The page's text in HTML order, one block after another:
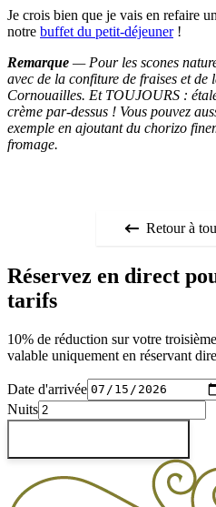
Je crois bien que je vais en refaire
notre buffet du petit-déjeuner!
Remarque — Pour les scones
avec de la confiture de fraises et de
Cornouailles. Et TOUJOURS :
crème par-dessus ! Vous pouvez
exemple en ajoutant du chorizo
fromage.
Retour à
Réservez en direct
tarifs
10% de réduction sur votre
valable uniquement en réservant
Date d'arrivée
Nuits